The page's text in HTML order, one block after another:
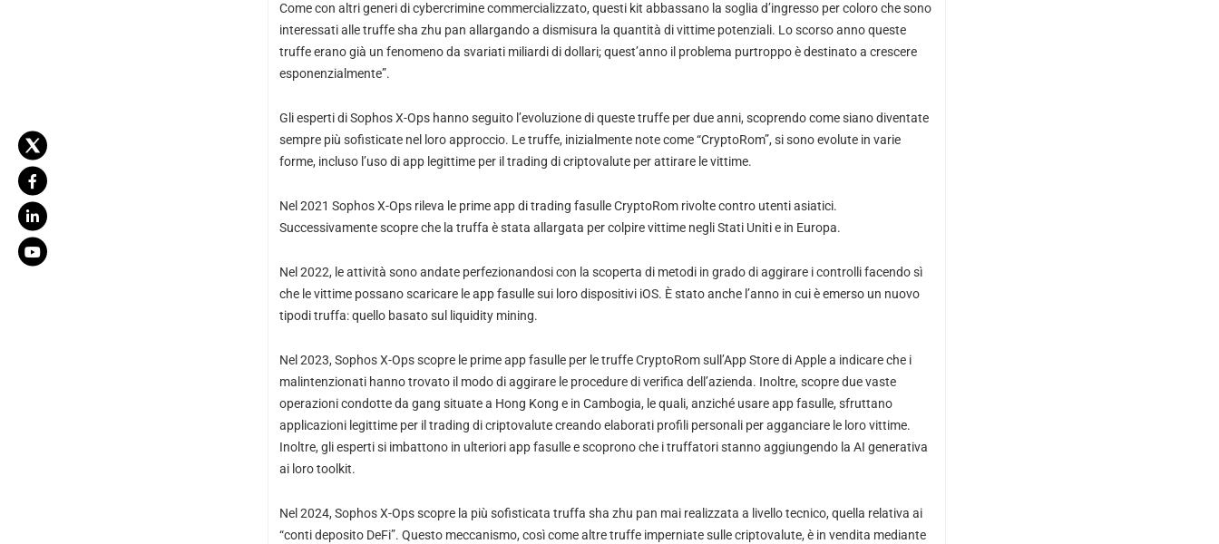
Come con altri generi di cybercrimine commercializzato, questi kit abbassano la soglia d’ingresso per coloro che sono
interessati alle truffe sha zhu pan allargando a dismisura la quantità di vittime potenziali. Lo scorso anno queste
truffe erano già un fenomeno da svariati miliardi di dollari; quest’anno il problema purtroppo è destinato a crescere
esponenzialmente”.
Gli esperti di Sophos X-Ops hanno seguito l’evoluzione di queste truffe per due anni, scoprendo come siano diventate
sempre più sofisticate nel loro approccio. Le truffe, inizialmente note come “CryptoRom”, si sono evolute in varie
forme, incluso l’uso di app legittime per il trading di criptovalute per attirare le vittime.
Nel 2021 Sophos X-Ops rileva le prime app di trading fasulle CryptoRom rivolte contro utenti asiatici.
Successivamente scopre che la truffa è stata allargata per colpire vittime negli Stati Uniti e in Europa.
Nel 2022, le attività sono andate perfezionandosi con la scoperta di metodi in grado di aggirare i controlli facendo sì
che le vittime possano scaricare le app fasulle sui loro dispositivi iOS. È stato anche l’anno in cui è emerso un nuovo
tipodi truffa: quello basato sul liquidity mining.
Nel 2023, Sophos X-Ops scopre le prime app fasulle per le truffe CryptoRom sull’App Store di Apple a indicare che i
malintenzionati hanno trovato il modo di aggirare le procedure di verifica dell’azienda. Inoltre, scopre due vaste
operazioni condotte da gang situate a Hong Kong e in Cambogia, le quali, anziché usare app fasulle, sfruttano
applicazioni legittime per il trading di criptovalute creando elaborati profili personali per agganciare le loro vittime.
Inoltre, gli esperti si imbattono in ulteriori app fasulle e scoprono che i truffatori stanno aggiungendo la AI generativa
ai loro toolkit.
Nel 2024, Sophos X-Ops scopre la più sofisticata truffa sha zhu pan mai realizzata a livello tecnico, quella relativa ai
“conti deposito DeFi”. Questo meccanismo, così come altre truffe imperniate sulle criptovalute, è in vendita mediante